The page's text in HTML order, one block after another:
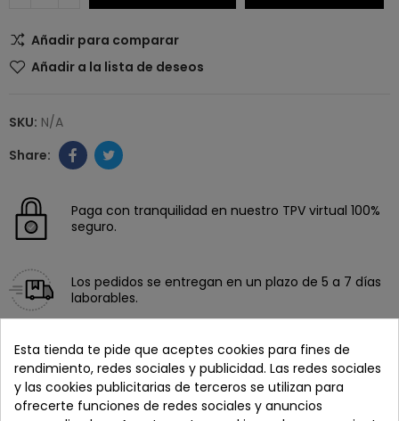
Añadir para comparar
Añadir a la lista de deseos
SKU: N/A
Paga con tranquilidad en nuestro TPV virtual 100%
seguro.
Los pedidos se entregan en un plazo de 5 a 7 días
laborables.
Recuerda que tienes 15 días, desde la recepción
del pedido, para solicitar la devolución.
Esta tienda te pide que aceptes cookies para fines de
rendimiento, redes sociales y publicidad. Las redes sociales
y las cookies publicitarias de terceros se utilizan para
ofrecerte funciones de redes sociales y anuncios